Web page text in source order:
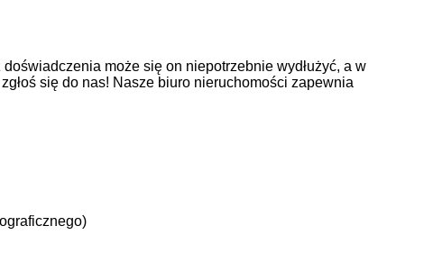
może się on niepotrzebnie wydłużyć, a w
się do nas! Nasze biuro nieruchomości zapewnia